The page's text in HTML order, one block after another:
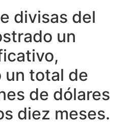
divisas del
un
un total de
de dólares
diez meses.